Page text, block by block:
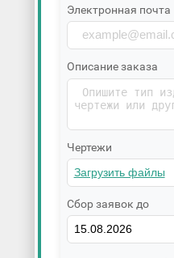
Электронная почта
Описание заказа
Чертежи
Сбор заявок до